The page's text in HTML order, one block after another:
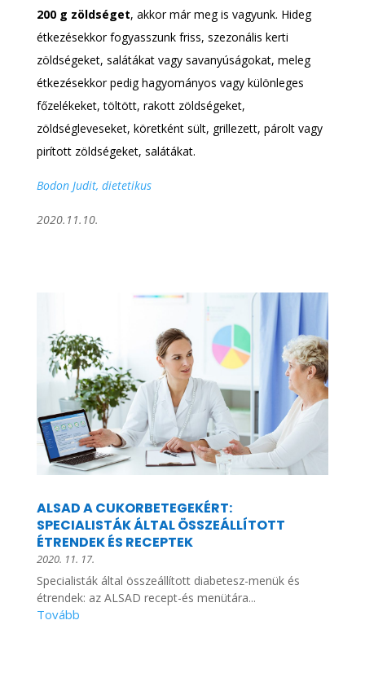
200 g zöldséget, akkor már meg is vagyunk. Hideg
étkezésekkor fogyasszunk friss, szezonális kerti
zöldségeket, salátákat vagy savanyúságokat, meleg
étkezésekkor pedig hagyományos vagy különleges
főzelékeket, töltött, rakott zöldségeket,
zöldségleveseket, köretként sült, grillezett, párolt vagy
pirított zöldségeket, salátákat.
Bodon Judit, dietetikus
2020.11.10.
ALSAD A CUKORBETEGEKÉRT:
SPECIALISTÁK ÁLTAL ÖSSZEÁLLÍTOTT
ÉTRENDEK ÉS RECEPTEK
2020. 11. 17.
Specialisták által összeállított diabetesz-menük és
étrendek: az ALSAD recept-és menütára...